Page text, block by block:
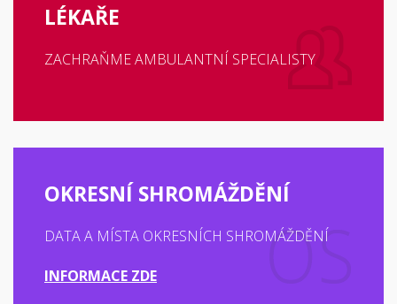
LÉKAŘE
ZACHRAŇME AMBULANTNÍ SPECIALISTY
OKRESNÍ SHROMÁŽDĚNÍ
DATA A MÍSTA OKRESNÍCH SHROMÁŽDĚNÍ
INFORMACE ZDE